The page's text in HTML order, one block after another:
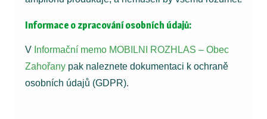
Informace o zpracování osobních údajů:
V Informační memo MOBILNI ROZHLAS – Obec
Zahořanypak naleznete dokumentaci k ochraně
osobních údajů (GDPR).